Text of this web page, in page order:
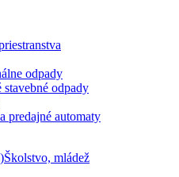
odpady
odpady
predajné automaty
Školstvo, mládež